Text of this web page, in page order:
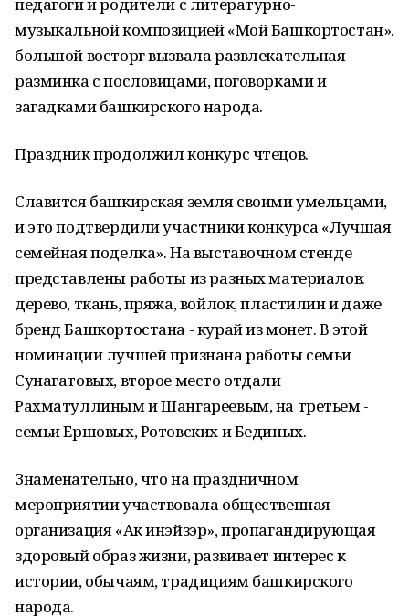
музыкальной композицией «Мой Башкортостан».
большой восторг вызвала развлекательная
разминка с пословицами, поговорками и
загадками башкирского народа.
Праздник продолжил конкурс чтецов.
Славится башкирская земля своими умельцами,
и это подтвердили участники конкурса «Лучшая
семейная поделка». На выставочном стенде
представлены работы из разных материалов:
дерево, ткань, пряжа, войлок, пластилин и даже
бренд Башкортостана - курай из монет. В этой
номинации лучшей признана работы семьи
Сунагатовых, второе место отдали
Рахматуллиным и Шангареевым, на третьем -
семьи Ершовых, Ротовских и Бединых.
Знаменательно, что на праздничном
мероприятии участвовала общественная
организация «Ак инэйзэр», пропагандирующая
здоровый образ жизни, развивает интерес к
истории, обычаям, традициям башкирского
народа.